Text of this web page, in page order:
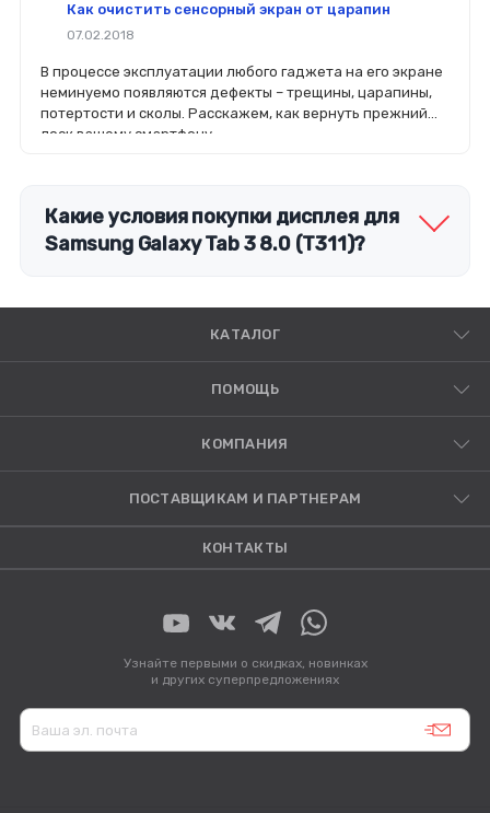
Как очистить сенсорный экран от царапин
07.02.2018
В процессе эксплуатации любого гаджета на его экране
неминуемо появляются дефекты – трещины, царапины,
потертости и сколы. Расскажем, как вернуть прежний
лоск вашему смартфону.
Какие условия покупки дисплея для
Samsung Galaxy Tab 3 8.0 (T311)?
КАТАЛОГ
ПОМОЩЬ
КОМПАНИЯ
ПОСТАВЩИКАМ И ПАРТНЕРАМ
КОНТАКТЫ
Узнайте первыми о скидках, новинках
и других суперпредложениях